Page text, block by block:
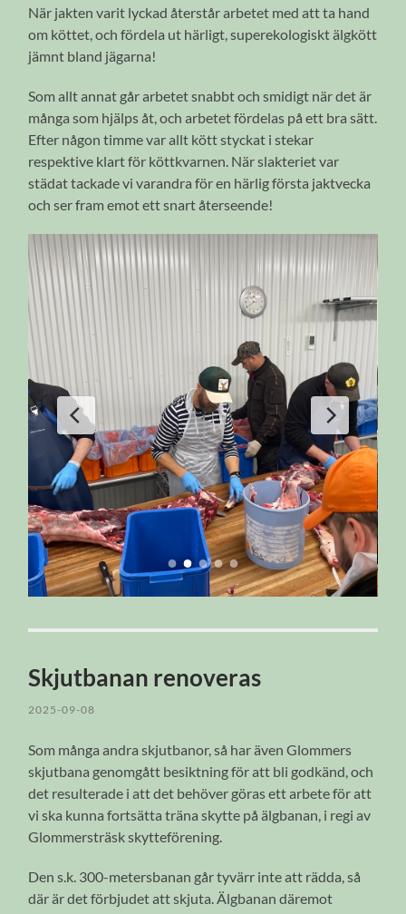
När jakten varit lyckad återstår arbetet med att ta hand
om köttet, och fördela ut härligt, superekologiskt älgkött
jämnt bland jägarna!
Som allt annat går arbetet snabbt och smidigt när det är
många som hjälps åt, och arbetet fördelas på ett bra sätt.
Efter någon timme var allt kött styckat i stekar
respektive klart för köttkvarnen. När slakteriet var
städat tackade vi varandra för en härlig första jaktvecka
och ser fram emot ett snart återseende!
Skjutbanan renoveras
2025-09-08
Som många andra skjutbanor, så har även Glommers
skjutbana genomgått besiktning för att bli godkänd, och
det resulterade i att det behöver göras ett arbete för att
vi ska kunna fortsätta träna skytte på älgbanan, i regi av
Glommersträsk skytteförening.
Den s.k. 300-metersbanan går tyvärr inte att rädda, så
där är det förbjudet att skjuta. Älgbanan däremot